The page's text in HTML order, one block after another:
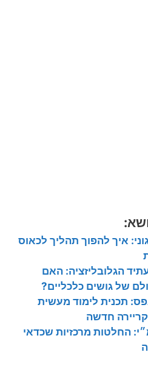
איך להפוך תהליך לכאוס
הגלובליזציה: האם
של גושים כלכליים?
תכנית לימוד מעשית
חדשה
החלטות מרכזיות שכדאי